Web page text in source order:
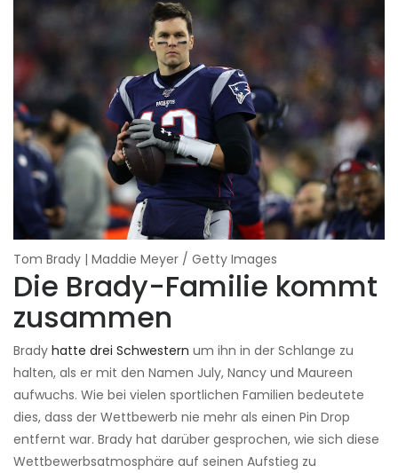
Tom Brady | Maddie Meyer / Getty Images
Die Brady-Familie kommt
zusammen
Brady hatte drei Schwestern um ihn in der Schlange zu
halten, als er mit den Namen July, Nancy und Maureen
aufwuchs. Wie bei vielen sportlichen Familien bedeutete
dies, dass der Wettbewerb nie mehr als einen Pin Drop
entfernt war. Brady hat darüber gesprochen, wie sich diese
Wettbewerbsatmosphäre auf seinen Aufstieg zu